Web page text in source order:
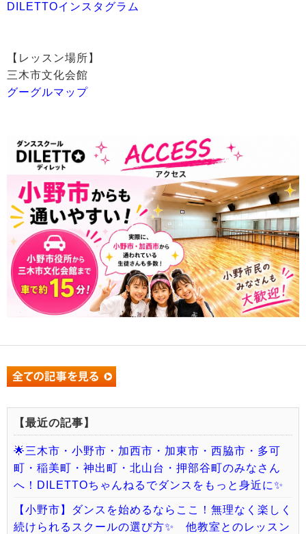
DILETTOインスタグラム
【レッスン場所】
三木市文化会館
グーグルマップ
【最近の記事】
🌟三木市・小野市・加西市・加東市・西脇市・多可
町・稲美町・神出町・北山台・押部谷町のみなさん
へ！DILETTOちゃんねるでダンスをもっと身近に✨
【小野市】ダンスを始めるならここ！無理なく楽しく
続けられるスクールの選び方✨ 他教室とのレッスン